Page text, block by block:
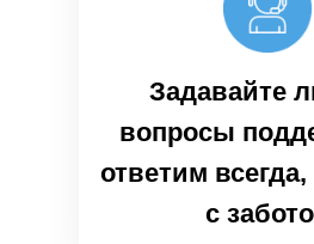
Задавайте
вопросы
ответим
с